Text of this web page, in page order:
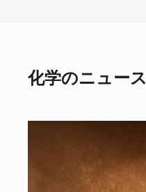
化学のニュース